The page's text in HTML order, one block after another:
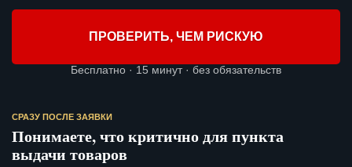
ПРОВЕРИТЬ, ЧЕМ РИСКУЮ
Бесплатно · 15 минут · без обязательств
СРАЗУ ПОСЛЕ ЗАЯВКИ
Понимаете, что критично для пункта
выдачи товаров